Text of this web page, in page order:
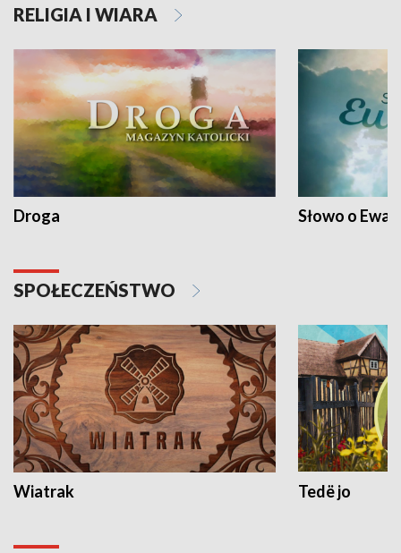
RELIGIA I WIARA
Droga Słowo o
SPOŁECZEŃSTWO
Wiatrak Tedë jo